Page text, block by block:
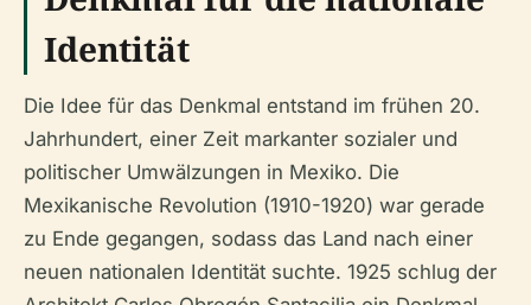
Identität
Die Idee für das Denkmal entstand im frühen 20.
Jahrhundert, einer Zeit markanter sozialer und
politischer Umwälzungen in Mexiko. Die
Mexikanische Revolution (1910-1920) war gerade
zu Ende gegangen, sodass das Land nach einer
neuen nationalen Identität suchte. 1925 schlug der